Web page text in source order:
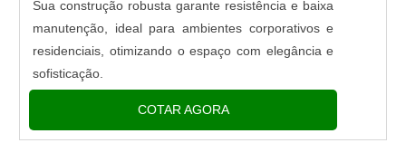
Sua construção robusta garante resistência e baixa
manutenção, ideal para ambientes corporativos e
residenciais, otimizando o espaço com elegância e
sofisticação.
COTAR AGORA